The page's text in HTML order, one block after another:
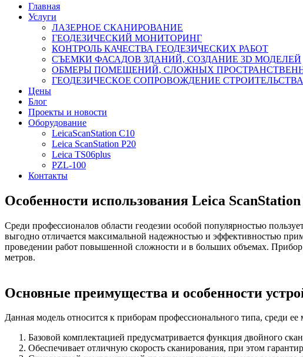
Главная
Услуги
ЛАЗЕРНОЕ СКАНИРОВАНИЕ
ГЕОДЕЗИЧЕСКИЙ МОНИТОРИНГ
КОНТРОЛЬ КАЧЕСТВА ГЕОДЕЗИЧЕСКИХ РАБОТ
СЪЕМКИ ФАСАДОВ ЗДАНИЙ, СОЗДАНИЕ 3D МОДЕЛЕЙ
ОБМЕРЫ ПОМЕЩЕНИЙ, СЛОЖНЫХ
ГЕОДЕЗИЧЕСКОЕ СОПРОВОЖДЕНИЕ СТРОИТЕЛЬСТВА
Цены
Блог
Проекты и новости
Оборудование
LeicaScanStation C10
Leica ScanStation P20
Leica TS06plus
PZL-100
Контакты
Особенности использования Leica ScanStation
Среди профессионалов области геодезии особой популярностью
выгодно отличается максимальной надежностью и эффективностью
проведении работ повышенной сложности и в больших объемах.
метров.
Основные преимущества и особенности
Данная модель относится к приборам профессионального типа, среди
Базовой комплектацией предусматривается функция двойного
Обеспечивает отличную скорость сканирования, при этом